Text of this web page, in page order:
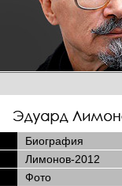
Биография
Лимонов-2012
Фото